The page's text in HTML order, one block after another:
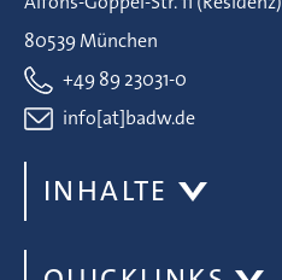
80539 München
+49 89 23031-0
info[at]badw.de
INHALTE